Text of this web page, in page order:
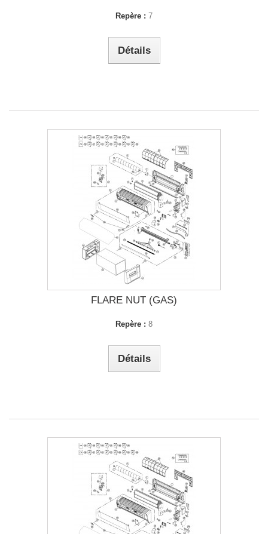
Repère : 7
Détails
FLARE NUT (GAS)
Repère : 8
Détails